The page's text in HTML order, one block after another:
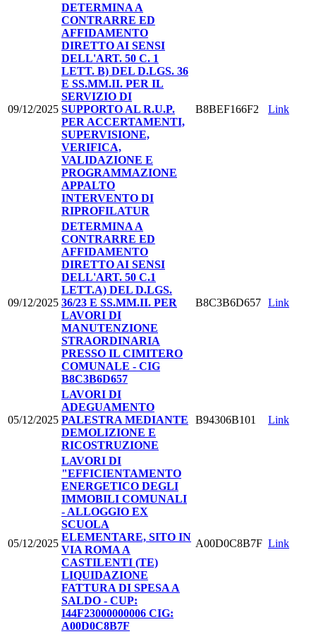
09/12/2025
DETERMINA A
CONTRARRE ED
AFFIDAMENTO
DIRETTO AI SENSI
DELL'ART. 50 C. 1
LETT. B) DEL D.LGS. 36
E SS.MM.II. PER IL
SERVIZIO DI
SUPPORTO AL R.U.P.
PER ACCERTAMENTI,
SUPERVISIONE,
VERIFICA,
VALIDAZIONE E
PROGRAMMAZIONE
APPALTO
INTERVENTO DI
RIPROFILATUR
B8BEF166F2 Link
09/12/2025
DETERMINA A
CONTRARRE ED
AFFIDAMENTO
DIRETTO AI SENSI
DELL'ART. 50 C.1
LETT.A) DEL D.LGS.
36/23 E SS.MM.II. PER
LAVORI DI
MANUTENZIONE
STRAORDINARIA
PRESSO IL CIMITERO
COMUNALE - CIG
B8C3B6D657
B8C3B6D657 Link
05/12/2025
LAVORI DI
ADEGUAMENTO
PALESTRA MEDIANTE
DEMOLIZIONE E
RICOSTRUZIONE
B94306B101 Link
05/12/2025
LAVORI DI
"EFFICIENTAMENTO
ENERGETICO DEGLI
IMMOBILI COMUNALI
- ALLOGGIO EX
SCUOLA
ELEMENTARE, SITO IN
VIA ROMA A
CASTILENTI (TE)
LIQUIDAZIONE
FATTURA DI SPESA A
SALDO - CUP:
I44F23000000006 CIG:
A00D0C8B7F
A00D0C8B7F Link